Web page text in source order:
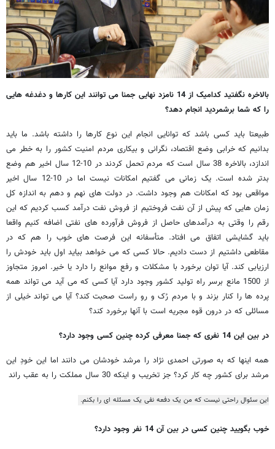
بالاخره نگفتید کدامیک از 14 نامزد نهایی جمنا می توانند این کارها و دغدغه هایی
را که شما برشمردید انجام دهد؟
طبیعتا باید کسی باشد که توانایی انجام این نوع کارها را داشته باشد. ما باید
بدانیم که خرابی وضع اقتصاد، نگرانی و بیکاری مردم امنیت کشور را به خطر می
اندازد، بالاخره 38 سال است که مردم تحمل کردند در 10-12 سال اخیر هم وضع
بدتر شده است. یک زمانی می گفتیم امکانات نیست اما در 10-12 سال اخیر
مواقعی بود که امکانات هم وجود داشت. در دولت های نهم و دهم به اندازه کل
زمان هایی که پیش از آن نفت فروختیم از فروش نفت درآمد کسب کردیم که این
رقم را وقتی به درآمدهای حاصل از فروش فرآورده های نفتی اضافه کنیم واقعا
باید گشایشی اتفاق می افتاد. متأسفانه این فرصت های خوب را هم که در
مقاطعی داشتیم از دست دادیم. حالا کسی که می خواهد بیاید اول باید خودش را
ارزیابی کند. آیا توان برخورد با مشکلات و رفع موانع را دارد یا خیر. امروز متجاوز
از 1500 مانع برسر راه تولید کشور وجود دارد آیا کسی که می آید می تواند همه
پرده ها را کنار بزند و با مردم رُک و رو راست صحبت کند؟ آیا می تواند خیلی از
مسائلی که در درون قوه مجریه است با آنها برخورد کند؟
در بین این 14 نفری که جمنا معرفی کرده چنین کسی وجود دارد؟
همه اینها که به صورتی احمدی نژاد را مرشد خودشان می دانند اما این خودِ این
مرشد برای کشور چه کار کرد؟ جز تخریب و اینکه 30 سال مملکت را به عقب راند
این سئوال راحتی نیست که من یک دفعه نفی یک مسئله ای را بکنم.
خوب بگویید چنین کسی در بین آن 14 نفر وجود دارد؟